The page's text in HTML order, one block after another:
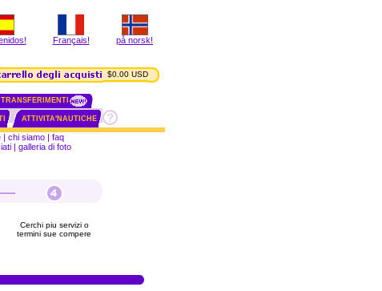
Français! på norsk!
$0.00 USD
TRANSFERIMENTI
ATTIVITA'NAUTICHE
| chi siamo | faq
| galleria di foto
Cerchi piu servizi o
termini sue compere